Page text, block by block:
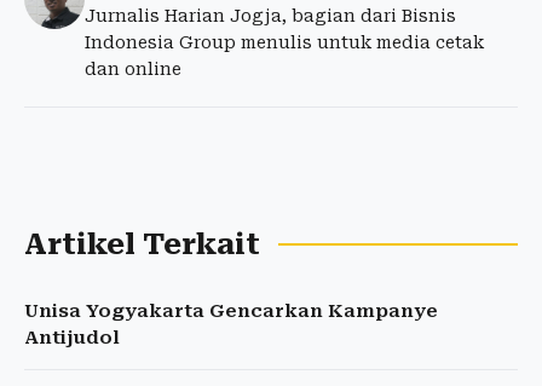
Jurnalis Harian Jogja, bagian dari Bisnis
Indonesia Group menulis untuk media cetak
dan online
Artikel Terkait
Unisa Yogyakarta Gencarkan Kampanye
Antijudol